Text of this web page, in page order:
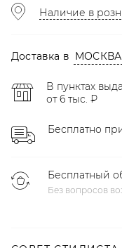
Наличие в
Доставка в МОСКВА
В пунктах
от 6 тыс. ₽
Бесплатно
Бесплатный
Без вопросов